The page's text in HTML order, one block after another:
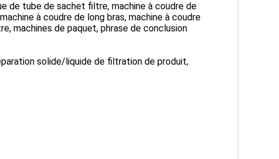
de tube de sachet filtre, machine à coudre de
à coudre de long bras, machine à coudre
machines de paquet, phrase de conclusion
solide/liquide de filtration de produit,